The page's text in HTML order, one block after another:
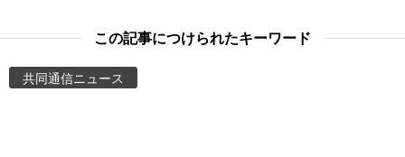
この記事につけられたキーワード
共同通信ニュース